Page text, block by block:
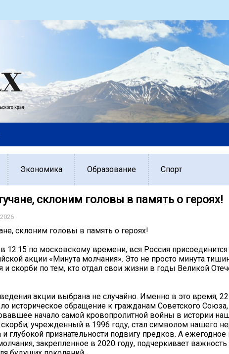
Экономика Образование Спорт
склоним головы в память о героях!
склоним головы в память о героях!
12:15 по московскому времени, вся Россия присоединится
акции «Минута молчания». Это не просто минута
и скорби по тем, кто отдал свои жизни в годы Великой
акции выбрана не случайно. Именно в это время,
историческое обращение к гражданам Советского Союза,
начало самой кровопролитной войны в истории
скорби, учрежденный в 1996 году, стал символом нашего
и глубокой признательности подвигу предков. А
закрепленное в 2020 году, подчеркивает важность